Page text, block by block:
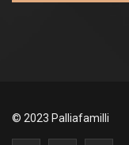
© 2023 Palliafamilli